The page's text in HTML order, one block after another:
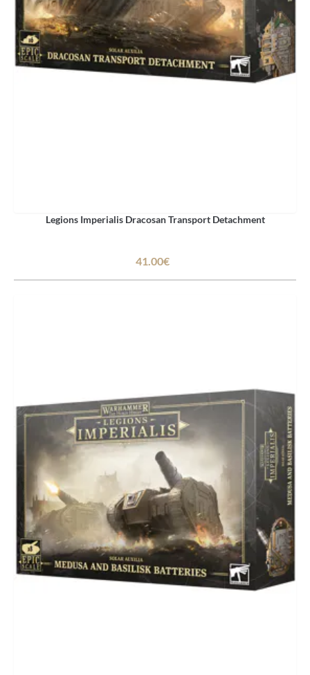
Legions Imperialis Dracosan Transport Detachment
41.00€